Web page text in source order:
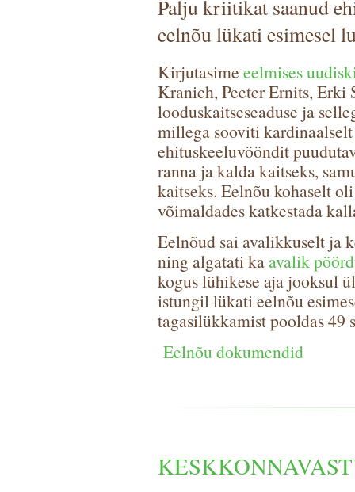
Palju kriitikat saanud
eelnõu lükati esimesel
Kirjutasime eelmises
Kranich, Peeter Ernits, Erki
looduskaitseseaduse ja
millega sooviti
ehituskeeluvööndit
ranna ja kalda kaitseks,
kaitseks. Eelnõu kohaselt
võimaldades katkestada
Eelnõud sai avalikkuselt ja
ning algatati kaavalik
kogus lühikese aja jooksul
istungil lükati eelnõu
tagasilükkamist pooldas 49
Eelnõu dokumendid